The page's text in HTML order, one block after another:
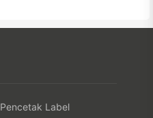
Pencetak Label